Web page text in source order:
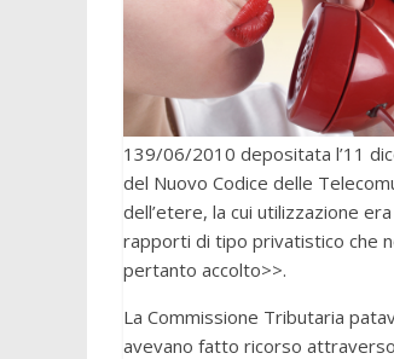
139/06/2010 depositata l’11
del Nuovo Codice delle
dell’etere, la cui utilizzazione
rapporti di tipo privatistico che
pertanto accolto>>.
La Commissione Tributaria
avevano fatto ricorso